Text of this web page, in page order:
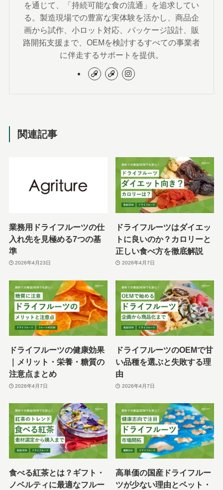
を通じて、「持続可能な食の流通」を追求してい
る。製造現場での豊富な実体験を活かし、商品企
画から試作、小ロット対応、パッケージ設計、販
路開拓支援まで、OEMを検討するすべての事業者
に伴走するサポートを提供。
関連記事
業務用ドライフルーツの仕
入れ先を見極める7つの基
準
2026年4月23日
ドライフルーツはダイエッ
トに良いのか？カロリーと
正しい食べ方を徹底解説
2026年4月7日
ドライフルーツの健康効果
｜メリット・栄養・糖質の
注意点まとめ
2026年4月7日
ドライフルーツのOEMで甘
い品種を選ぶと失敗する理
由
2026年4月7日
食べる紅茶とは？ギフト・
ノベルティに最適なフルー
高単価の国産ドライフルー
ツが少ない理由とペット・